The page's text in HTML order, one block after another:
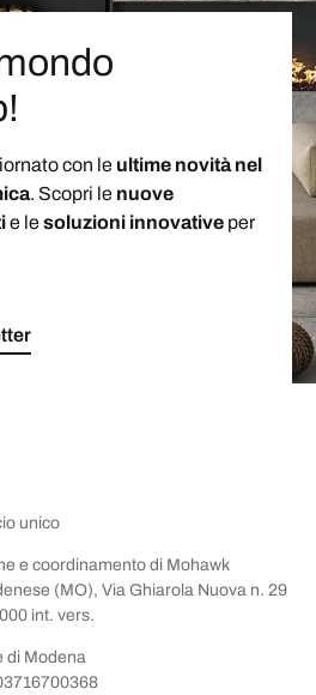
con le ultime novità nel
. Scopri le nuove
e lesoluzioni innovative per
unico
e coordinamento di Mohawk
(MO), Via Ghiarola Nuova n. 29
int. vers.
di Modena